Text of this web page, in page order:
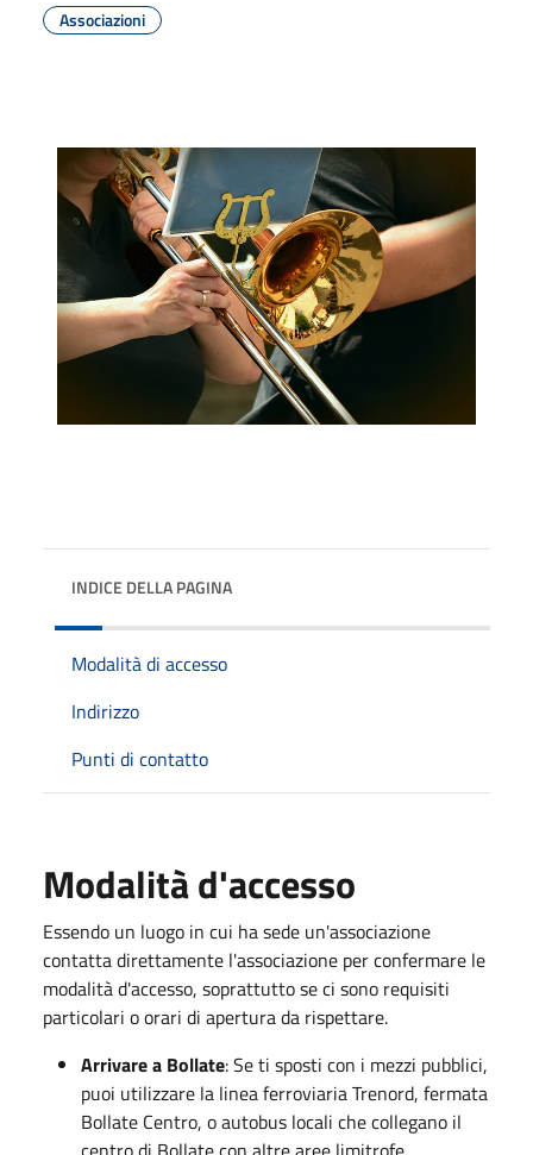
Associazioni
INDICE DELLA PAGINA
Modalità di accesso
Indirizzo
Punti di contatto
Modalità d'accesso
Essendo un luogo in cui ha sede un'associazione
contatta direttamente l'associazione per confermare le
modalità d'accesso, soprattutto se ci sono requisiti
particolari o orari di apertura da rispettare.
Arrivare a Bollate: Se ti sposti con i mezzi pubblici,
puoi utilizzare la linea ferroviaria Trenord, fermata
Bollate Centro, o autobus locali che collegano il